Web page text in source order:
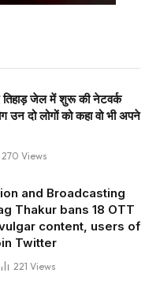
जेल में शुरू की नेटवर्क
उन दो लोगों को कहा वो भी अपने
270 Views
and Broadcasting
Thakur bans 18 OTT
content, users of
Twitter
221 Views